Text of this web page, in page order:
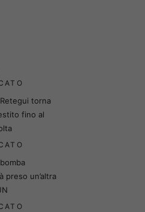
torna
fino al
preso un’altra